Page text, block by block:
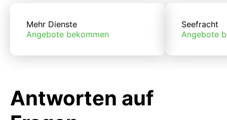
Mehr Dienste
Angebote bekommen
Seefracht
Angebote
Antworten auf